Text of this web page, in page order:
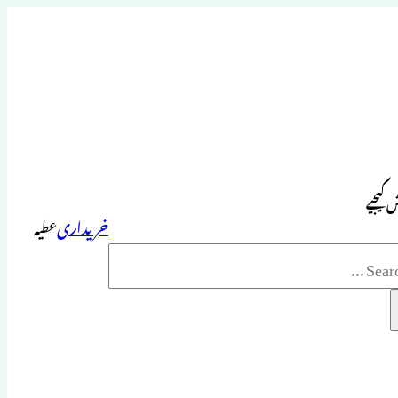
کیجیے
خریداریعطیہ